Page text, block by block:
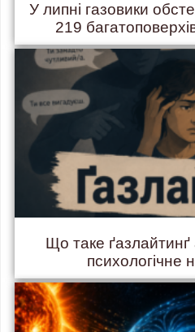
У липні газовики
219
Що таке ґазлайтинґ
психологічне